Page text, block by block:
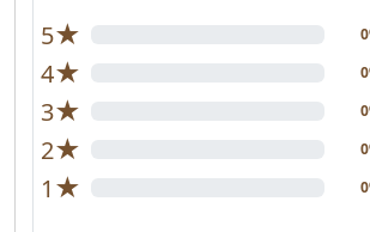
5★
4★
3★
2★
1 ★